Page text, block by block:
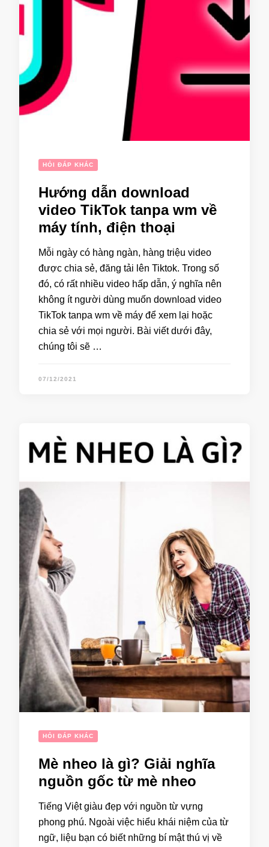
HỎI ĐÁP KHÁC
Hướng dẫn download
video TikTok tanpa wm về
máy tính, điện thoại
Mỗi ngày có hàng ngàn, hàng triệu video
được chia sẻ, đăng tải lên Tiktok. Trong số
đó, có rất nhiều video hấp dẫn, ý nghĩa nên
không ít người dùng muốn download video
TikTok tanpa wm về máy để xem lại hoặc
chia sẻ với mọi người. Bài viết dưới đây,
chúng tôi sẽ …
07/12/2021
HỎI ĐÁP KHÁC
Mè nheo là gì? Giải nghĩa
nguồn gốc từ mè nheo
Tiếng Việt giàu đẹp với nguồn từ vựng
phong phú. Ngoài việc hiểu khái niệm của từ
ngữ, liệu bạn có biết những bí mật thú vị về